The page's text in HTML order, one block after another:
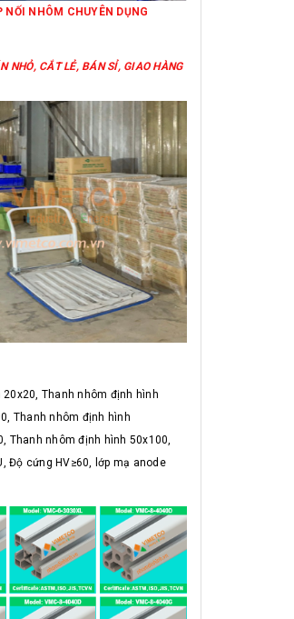
NHÔM CHUYÊN DỤNG
NHỎ, CẮT LẺ, BÁN SỈ, GIAO HÀNG
Thanh nhôm định hình
Thanh nhôm định hình
Thanh nhôm định hình 50x100,
Độ cứng HV≥60, lớp mạ anode